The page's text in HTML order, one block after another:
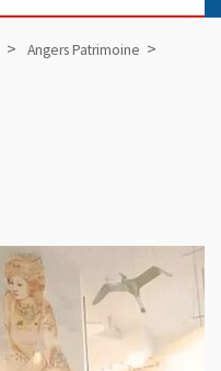
Angers Patrimoine